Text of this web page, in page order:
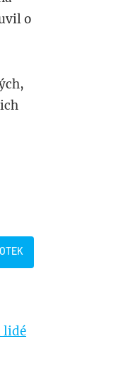
o
lidé